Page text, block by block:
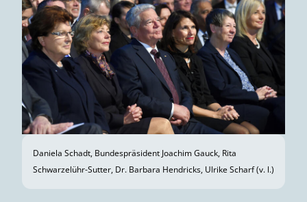
Daniela Schadt, Bundespräsident Joachim Gauck, Rita
Schwarzelühr-Sutter, Dr. Barbara Hendricks, Ulrike Scharf (v. l.)